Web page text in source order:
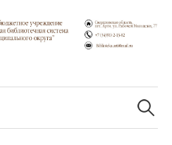
Найти: